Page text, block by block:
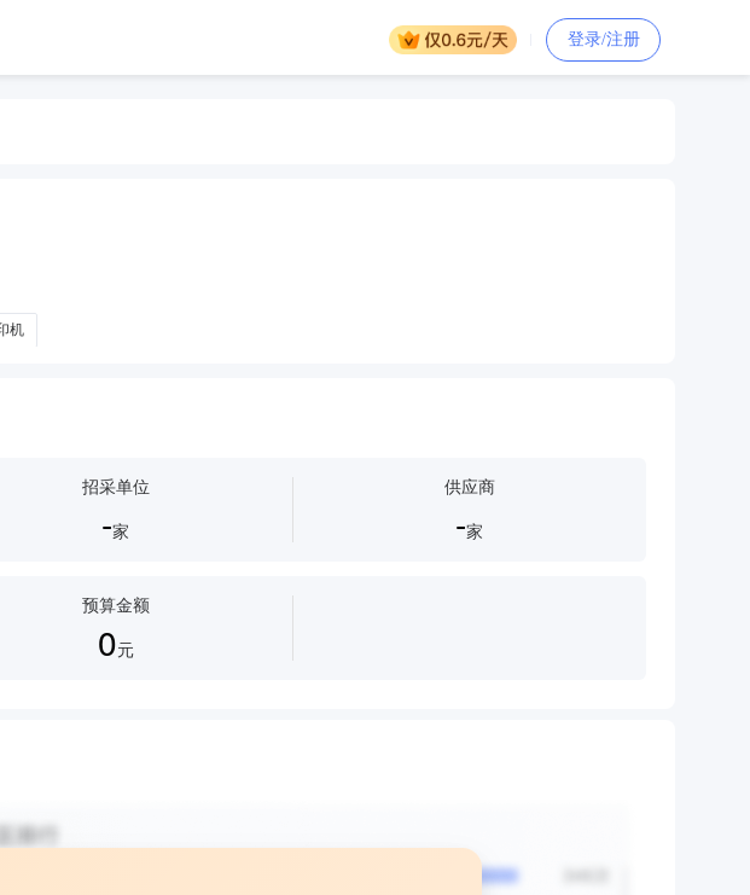
登录/注册
机
打印机打印机打印机打印机打印机打印机打印机打印机打印机打印机打印机打印机打印机打印
打印机打印机打印机打印机打印机打印机打印机打印机打印机打印机打印机
机打印机打印机打印机打印机打印机打印机打印机打印机打印机打印机打印机打印机打印机打印
招采单位
-家
供应商
-家
预算金额
0元